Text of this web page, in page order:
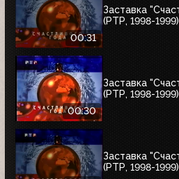
00:31
Заставка
(РТР, 1998-
00:30
Заставка
(РТР, 1998-
Заставка
(РТР, 1998-